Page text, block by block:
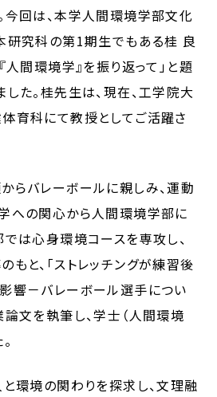
今回は、本学人間環境学部文化
研究科の第1期生でもある桂 良
人間環境学』を振り返って」と題
た。桂先生は、現在、工学院大
育科にて教授としてご活躍さ
らバレーボールに親しみ、運動
への関心から人間環境学部に
は心身環境コースを専攻し、
と、「ストレッチングが練習後
響－バレーボール選手につい
文を執筆し、学士（人間環境
環境の関わりを探求し、文理融